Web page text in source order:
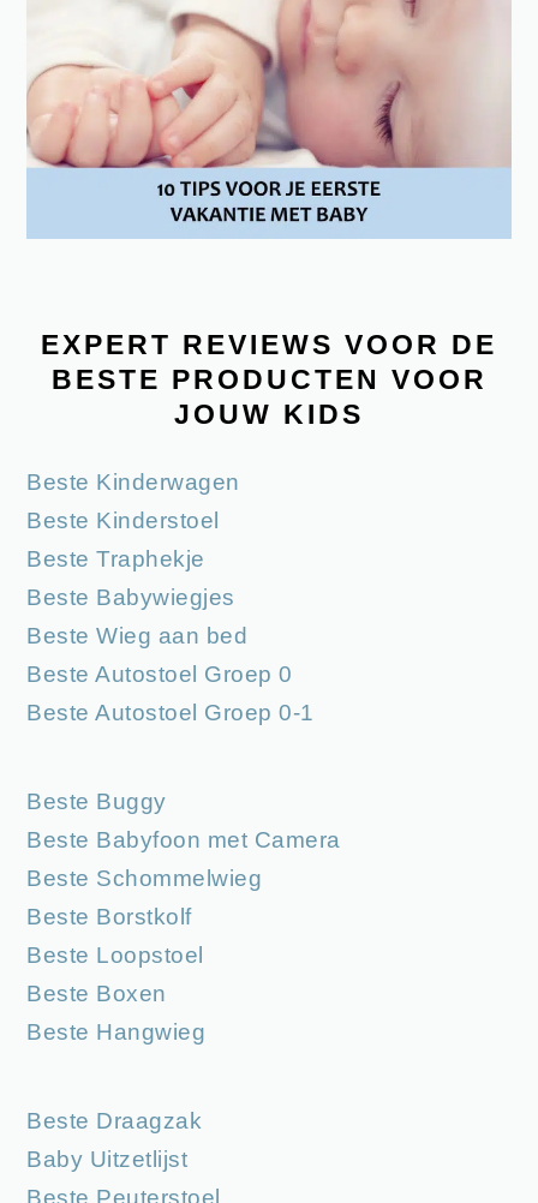
EXPERT REVIEWS VOOR DE
BESTE PRODUCTEN VOOR
JOUW KIDS
Beste Kinderwagen
Beste Kinderstoel
Beste Traphekje
Beste Babywiegjes
Beste Wieg aan bed
Beste Autostoel Groep 0
Beste Autostoel Groep 0-1
Beste Buggy
Beste Babyfoon met Camera
Beste Schommelwieg
Beste Borstkolf
Beste Loopstoel
Beste Boxen
Beste Hangwieg
Beste Draagzak
Baby Uitzetlijst
Beste Peuterstoel